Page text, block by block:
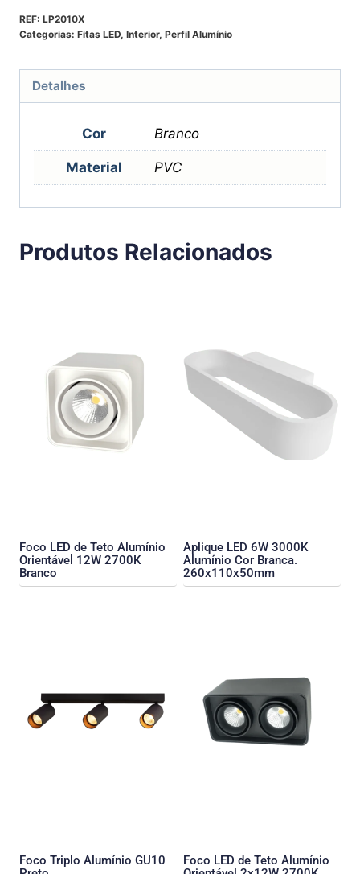
REF: LP2010X
Categorias: Fitas LED, Interior, Perfil Alumínio
Detalhes
Cor Branco
Material PVC
Produtos Relacionados
Foco LED de Teto Alumínio
Orientável 12W 2700K
Branco
Aplique LED 6W 3000K
Alumínio Cor Branca.
260x110x50mm
Foco Triplo Alumínio GU10
Foco LED de Teto Alumínio